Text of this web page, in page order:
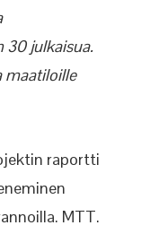
30 julkaisua.
maatiloille
raportti
MTT.